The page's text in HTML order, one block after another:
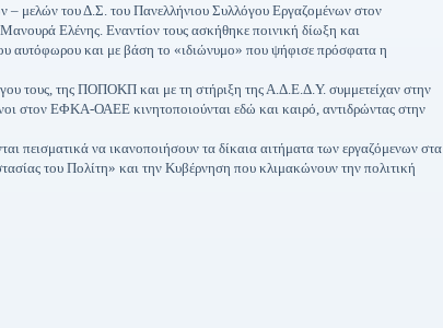
μελών του Δ.Σ. του Πανελλήνιου Συλλόγου Εργαζομένων στον
Ελένης. Εναντίον τους ασκήθηκε ποινική δίωξη και
αυτόφωρου και με βάση το «ιδιώνυμο» που ψήφισε πρόσφατα η
τους, της ΠΟΠΟΚΠ και με τη στήριξη της Α.Δ.Ε.Δ.Υ. συμμετείχαν στην
στον ΕΦΚΑ-ΟΑΕΕ κινητοποιούνται εδώ και καιρό, αντιδρώντας στην
πεισματικά να ικανοποιήσουν τα δίκαια αιτήματα των εργαζόμενων στα
του Πολίτη» και την Κυβέρνηση που κλιμακώνουν την πολιτική